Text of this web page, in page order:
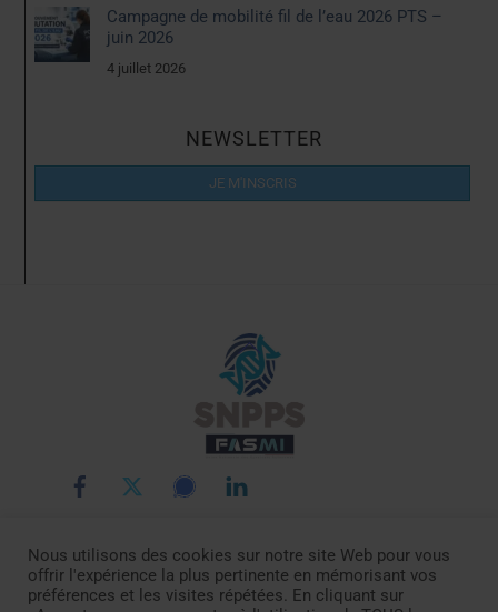
Campagne de mobilité fil de l’eau 2026 PTS –
juin 2026
4 juillet 2026
NEWSLETTER
JE M'INSCRIS
Back
To
Top
LE SNPPS INTERLOCUTEURS LA POLICE SCIENTIFIQUE
LA FASMI RÉMUNÉRATIONS ACTUALITÉ DOCUMENTATION
Nous utilisons des cookies sur notre site Web pour vous
offrir l'expérience la plus pertinente en mémorisant vos
préférences et les visites répétées. En cliquant sur